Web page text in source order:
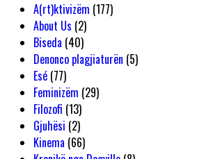
A(rt)ktivizëm (177)
About Us (2)
Biseda (40)
Denonco plagjiaturën (5)
Esé (77)
Feminizëm (29)
Filozofi (13)
Gjuhësi (2)
Kinema (66)